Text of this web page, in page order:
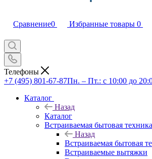
Сравнение0 Избранные товары 0
Телефоны
+7 (495) 801-67-87Пн. – Пт.: с 10:00 до
Каталог
Назад
Каталог
Встраиваемая бытовая техника
Назад
Встраиваемая бытовая
Встраиваемые вытяжки